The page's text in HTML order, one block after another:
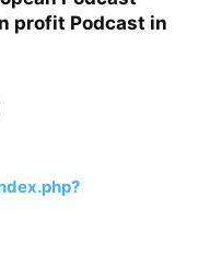
profit Podcast in